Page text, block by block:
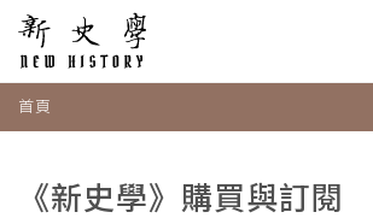
首頁
《新史學》購買與訂閱